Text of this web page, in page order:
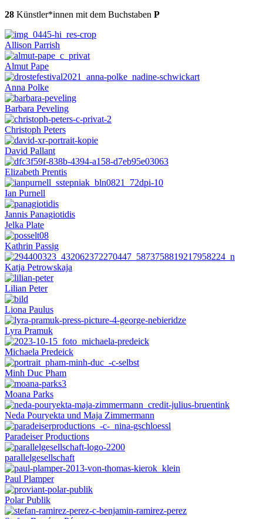
28 Künstler*innen mit dem Buchstaben P
Allison Parrish
Almut Pape
Anna Polke
Barbara Peveling
Christoph Peters
David Pallant
Elizabeth Prentis
Ian Purnell
Jannis Panagiotidis
Jelka Plate
Kathrin Passig
Katja Petrowskaja
Lilian Peter
Liona Paulus
Lyra Pramuk
Michaela Predeick
Minh Duc Pham
Moana Parks
Neda Pouryekta und Maja Zimmermann
Paradeiser Productions
parallelgesellschaft
Paul Plamper
Polar Publik